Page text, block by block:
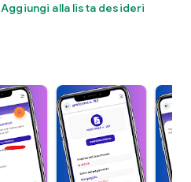
Aggiungi alla lista desideri